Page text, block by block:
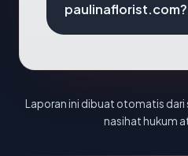
paulinaflorist.com?
Laporan ini dibuat otomatis dari
nasihat hukum